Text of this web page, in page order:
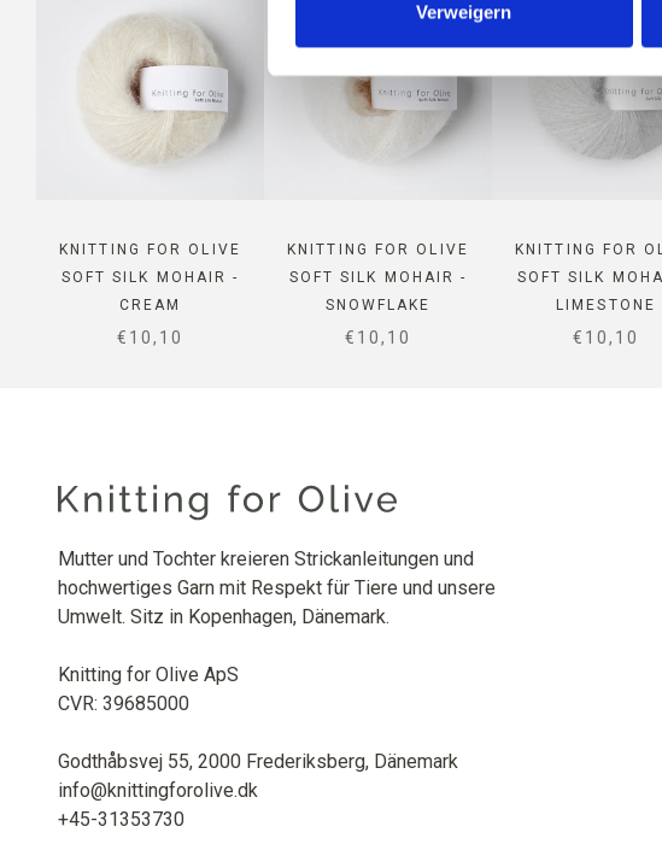
Verweigern
KNITTING FOR OLIVE
SOFT SILK MOHAIR -
CREAM
SALE PRICE
€10,10
KNITTING FOR OLIVE
SOFT SILK MOHAIR -
SNOWFLAKE
SALE PRICE
€10,10
KNITTING FOR
SOFT SILK
LIMESTONE
SALE
€10,10
Mutter und Tochter kreieren Strickanleitungen und
hochwertiges Garn mit Respekt für Tiere und unsere
Umwelt. Sitz in Kopenhagen, Dänemark.
Knitting for Olive ApS
CVR: 39685000
Godthåbsvej 55, 2000 Frederiksberg, Dänemark
info@knittingforolive.dk
+45-31353730